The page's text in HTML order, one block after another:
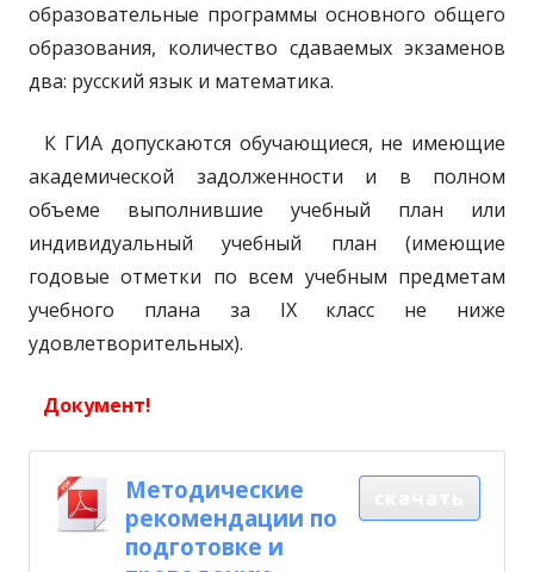
образовательные программы основного общего
образования, количество сдаваемых экзаменов
два: русский язык и математика.
К ГИА допускаются обучающиеся, не имеющие
академической задолженности и в полном
объеме выполнившие учебный план или
индивидуальный учебный план (имеющие
годовые отметки по всем учебным предметам
учебного плана за IX класс не ниже
удовлетворительных).
Документ!
Методические
рекомендации по
подготовке и